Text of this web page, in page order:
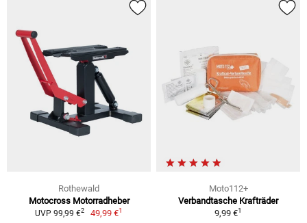
Rothewald
Motocross Motorradheber
UVP 99,99 €2 49,99 €1
Moto112+
Verbandtasche Krafträder
9,99 €1